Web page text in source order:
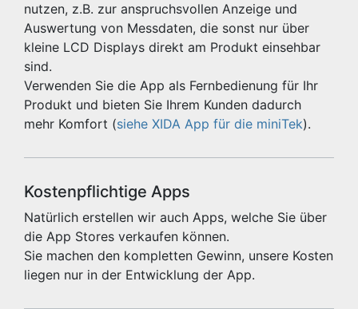
nutzen, z.B. zur anspruchsvollen Anzeige und
Auswertung von Messdaten, die sonst nur über
kleine LCD Displays direkt am Produkt einsehbar
sind.
Verwenden Sie die App als Fernbedienung für Ihr
Produkt und bieten Sie Ihrem Kunden dadurch
mehr Komfort (siehe XIDA App für die miniTek).
Kostenpflichtige Apps
Natürlich erstellen wir auch Apps, welche Sie über
die App Stores verkaufen können.
Sie machen den kompletten Gewinn, unsere Kosten
liegen nur in der Entwicklung der App.